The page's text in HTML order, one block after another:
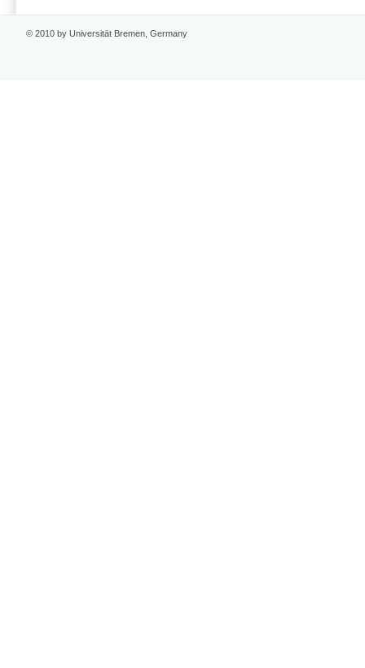
© 2010 by Universität Bremen, Germany